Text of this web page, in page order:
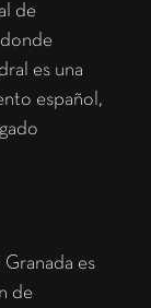
de
es una
español,
es
de